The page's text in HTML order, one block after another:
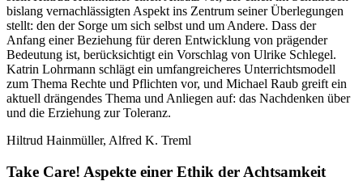
bislang vernachlässigten Aspekt ins Zentrum seiner Überlegungen
stellt: den der Sorge um sich selbst und um Andere. Dass der
Anfang einer Beziehung für deren Entwicklung von prägender
Bedeutung ist, berücksichtigt ein Vorschlag von Ulrike Schlegel.
Katrin Lohrmann schlägt ein umfangreicheres Unterrichtsmodell
zum Thema Rechte und Pflichten vor, und Michael Raub greift ein
aktuell drängendes Thema und Anliegen auf: das Nachdenken über
und die Erziehung zur Toleranz.
Hiltrud Hainmüller, Alfred K. Treml
Take Care! Aspekte einer Ethik der Achtsamkeit